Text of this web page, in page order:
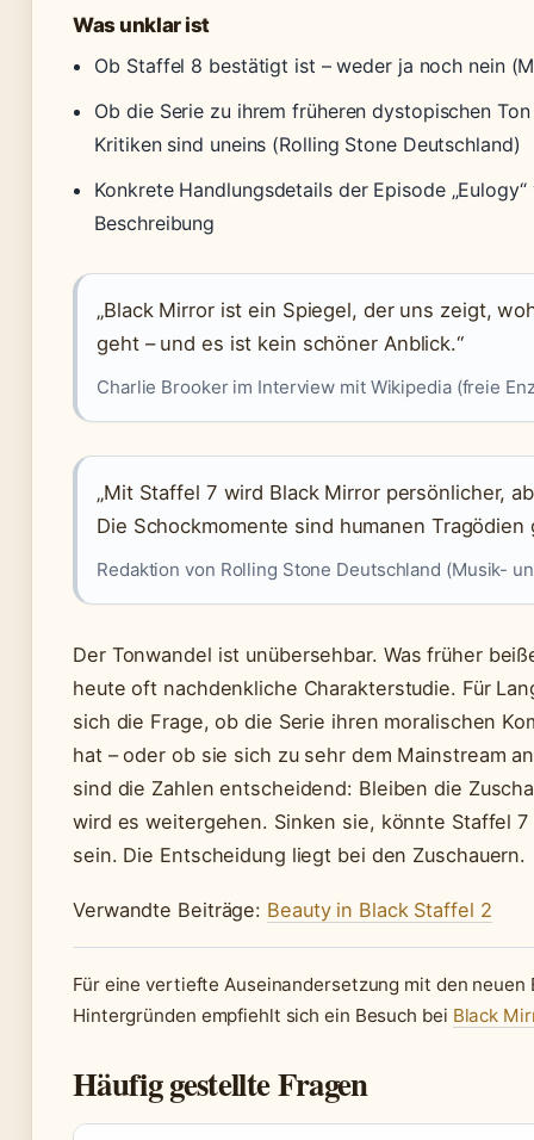
Was unklar ist
Ob Staffel 8 bestätigt ist – weder ja noch nein
Ob die Serie zu ihrem früheren dystopischen
Kritiken sind uneins (Rolling Stone Deutschland)
Konkrete Handlungsdetails der Episode
Beschreibung
„Black Mirror ist ein Spiegel, der uns zeigt,
geht – und es ist kein schöner Anblick.“
Charlie Brooker im Interview mit Wikipedia (freie
„Mit Staffel 7 wird Black Mirror persönlicher,
Die Schockmomente sind humanen Tragödien
Redaktion von Rolling Stone Deutschland (Musik-
Der Tonwandel ist unübersehbar. Was früher
heute oft nachdenkliche Charakterstudie. Für
sich die Frage, ob die Serie ihren moralischen
hat – oder ob sie sich zu sehr dem Mainstream
sind die Zahlen entscheidend: Bleiben die
wird es weitergehen. Sinken sie, könnte Staffel
sein. Die Entscheidung liegt bei den Zuschauern.
Verwandte Beiträge: Beauty in Black Staffel 2
Für eine vertiefte Auseinandersetzung mit den neuen
Hintergründen empfiehlt sich ein Besuch bei Black
Häufig gestellte Fragen